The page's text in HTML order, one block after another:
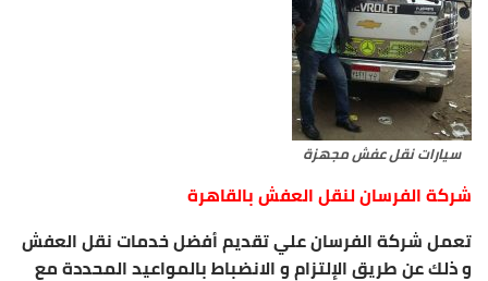
سيارات نقل عفش مجهزة
شركة الفرسان لنقل العفش بالقاهرة
تعمل شركة الفرسان علي تقديم أفضل خدمات نقل العفش
و ذلك عن طريق الإلتزام و الانضباط بالمواعيد المحددة مع